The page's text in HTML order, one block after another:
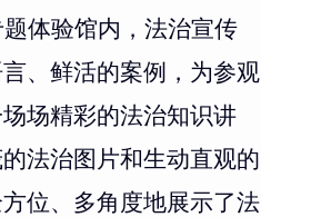
体验馆内，法治宣传
、鲜活的案例，为参观
场精彩的法治知识讲
法治图片和生动直观的
位、多角度地展示了法